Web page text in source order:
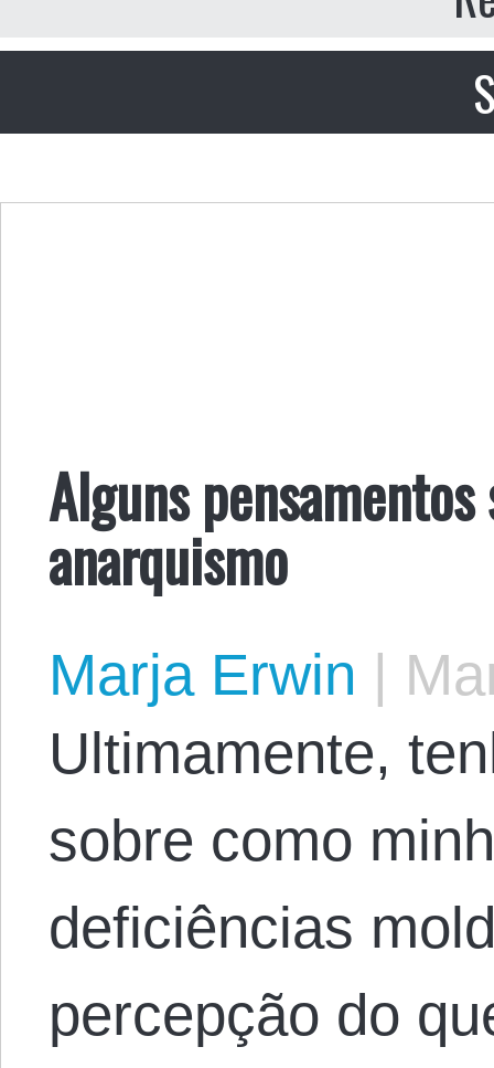
Alguns
anarquismo
Marja Erwin |
Ultimamente,
sobre como
deficiências
percepção do